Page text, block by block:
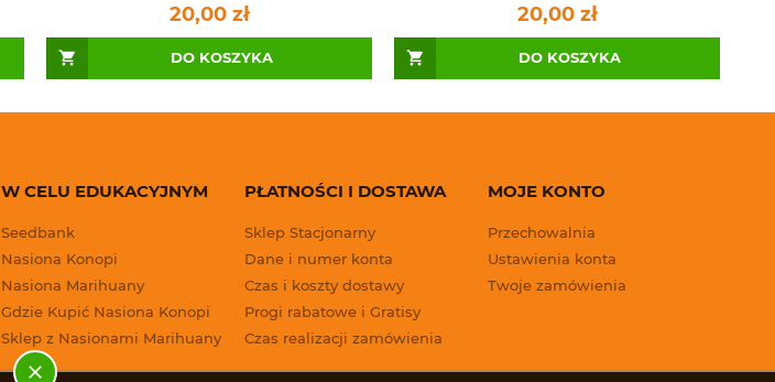
20,00 zł
DO KOSZYKA
20,00 zł
DO KOSZYKA
W CELU EDUKACYJNYM
Seedbank
Nasiona Konopi
Nasiona Marihuany
Gdzie Kupić Nasiona Konopi
Sklep z Nasionami Marihuany
PŁATNOŚCI I DOSTAWA
Sklep Stacjonarny
Dane i numer konta
Czas i koszty dostawy
Progi rabatowe i Gratisy
Czas realizacji zamówienia
MOJE KONTO
Przechowalnia
Ustawienia konta
Twoje zamówienia